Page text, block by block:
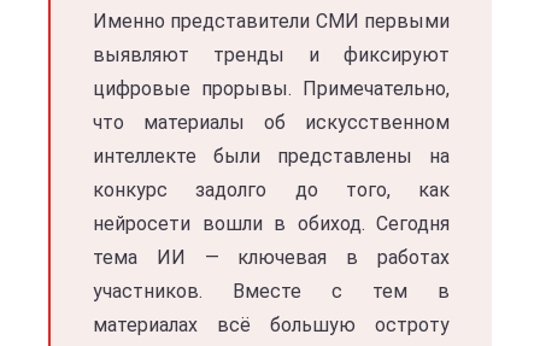
Именно представители СМИ первыми
выявляют тренды и фиксируют
цифровые прорывы. Примечательно,
что материалы об искусственном
интеллекте были представлены на
конкурс задолго до того, как
нейросети вошли в обиход. Сегодня
тема ИИ — ключевая в работах
участников. Вместе с тем в
материалах всё большую остроту